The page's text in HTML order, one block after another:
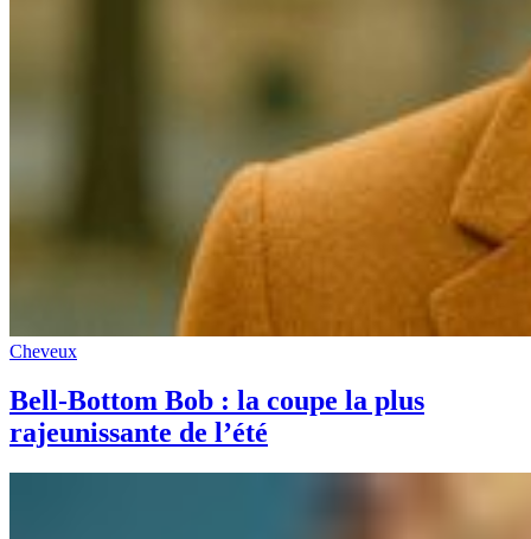
Cheveux
Bell-Bottom Bob : la coupe la plus
rajeunissante de l’été